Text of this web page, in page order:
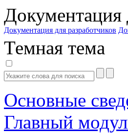
Документация
Документация для разработчиков
Темная тема
Основные
Главный